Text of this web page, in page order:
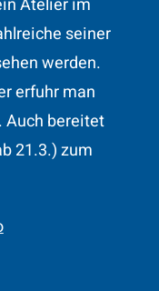
Atelier im
seiner
werden.
erfuhr man
Auch bereitet
21.3.) zum